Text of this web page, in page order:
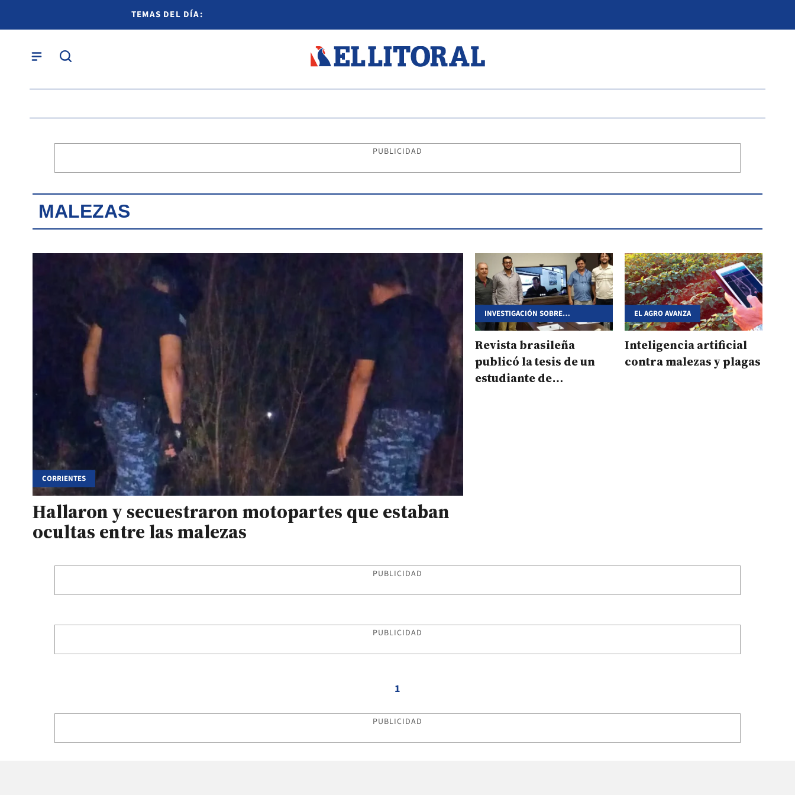
TEMAS DEL DÍA:
PUBLICIDAD
MALEZAS
CORRIENTES
Hallaron y secuestraron motopartes que estaban
ocultas entre las malezas
INVESTIGACIÓN SOBRE
MALEZALES DE CORRIENTES
Revista brasileña
publicó la tesis de un
estudiante de
EL AGRO AVANZA
Inteligencia artificial
contra malezas y plagas
PUBLICIDAD
PUBLICIDAD
1
PUBLICIDAD